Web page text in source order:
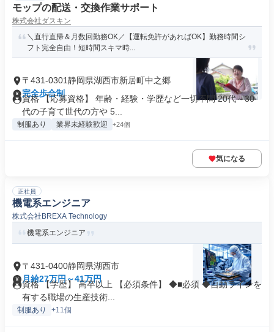
モップの配送・交換作業サポート
株式会社ダスキン
＼直行直帰＆月数回勤務OK／【運転免許があればOK】勤務時間シ
フト完全自由！短時間スキマ時...
〒431-0301静岡県湖西市新居町中之郷
完全歩合制
資格 【応募資格】 年齢・経験・学歴など一切不問 20代～30
代の子育て世代の方や 5...
制服あり 業界未経験歓迎 +24個
気になる
正社員
機電系エンジニア
株式会社BREXA Technology
機電系エンジニア
〒431-0400静岡県湖西市
月給27万円～41万円
資格 【学歴】 高卒以上 【必須条件】 ◆■必須 ◆自動ラインを
有する職場の生産技術...
制服あり +11個